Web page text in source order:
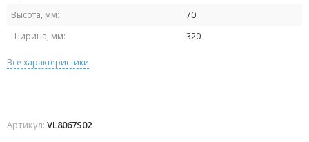
Высота, мм:
70
Ширина, мм:
320
Все характеристики
Артикул: VL8067S02